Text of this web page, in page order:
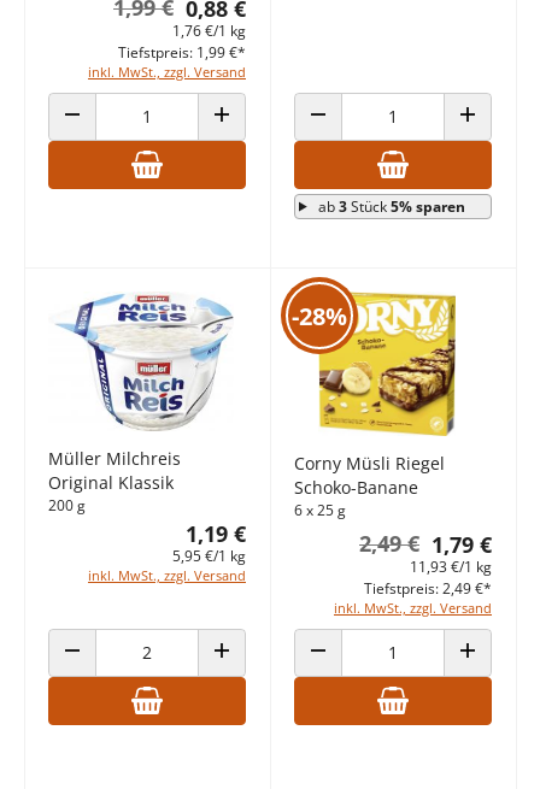
0,88 €
1,99 €
1,76 €/1 kg
inkl. MwSt., zzgl. Versand
Tiefstpreis: 1,99 €*
ANZAHL VERRINGERN ANZAHL ERHÖHENANZAHL VERRINGERN ANZAHL
ab3Stück5% sparen
Müller Milchreis
Original Klassik
200 g
1,19 €
5,95 €/1 kg
inkl. MwSt., zzgl. Versand
ANZAHL VERRINGERN ANZAHL ERHÖHEN
-28%
Corny Müsli Riegel
Schoko-Banane
6 x 25 g
1,79 €
2,49 €
11,93 €/1 kg
inkl. MwSt., zzgl. Versand
Tiefstpreis: 2,49 €*
ANZAHL VERRINGERN ANZAHL